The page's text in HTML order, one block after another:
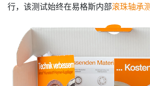
行，该测试始终在易格斯内部滚珠轴承